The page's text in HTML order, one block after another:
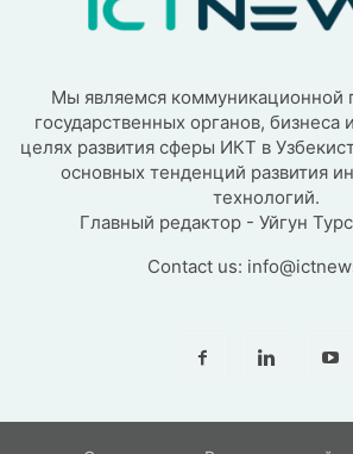
Мы являемся коммуникационной
государственных органов, бизнеса
целях развития сферы ИКТ в
основных тенденций развития
технологий.
Главный редактор - Уйгун
Contact us: